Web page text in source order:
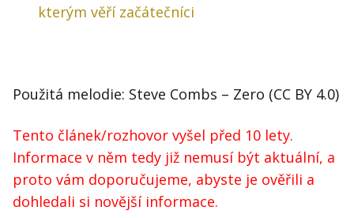
kterým věří začátečníci
Použitá melodie: Steve Combs – Zero (CC BY 4.0)
Tento článek/rozhovor vyšel před 10 lety.
Informace v něm tedy již nemusí být aktuální, a
proto vám doporučujeme, abyste je ověřili a
dohledali si novější informace.